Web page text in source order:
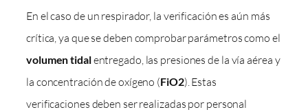
En el caso de un respirador, la verificación es aún más
crítica, ya que se deben comprobar parámetros como el
volumen tidalentregado, las presiones de la vía aérea y
la concentración de oxígeno (FiO2). Estas
verificaciones deben ser realizadas por personal